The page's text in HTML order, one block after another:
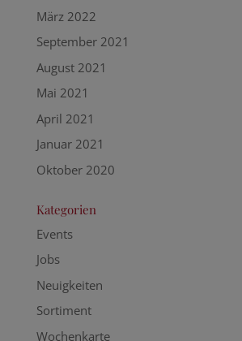
März 2022
September 2021
August 2021
Mai 2021
April 2021
Januar 2021
Oktober 2020
Kategorien
Events
Jobs
Neuigkeiten
Sortiment
Wochenkarte